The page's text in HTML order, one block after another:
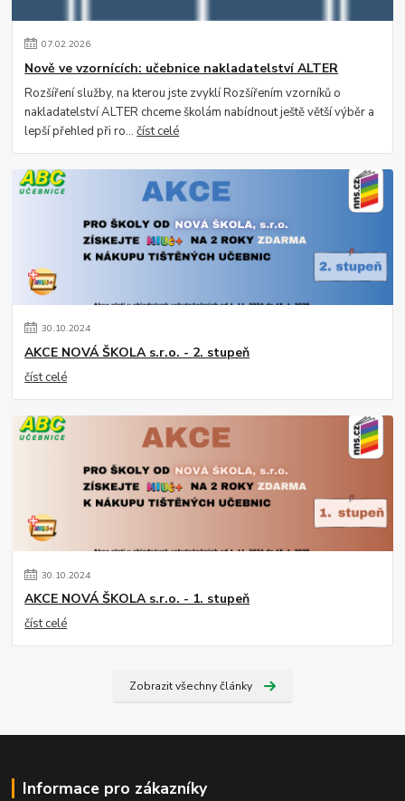
07.02.2026
Nově ve vzornících: učebnice nakladatelství ALTER
Rozšíření služby, na kterou jste zvyklí Rozšířením vzorníků o
nakladatelství ALTER chceme školám nabídnout ještě větší výběr a
lepší přehled při ro...číst celé
30.10.2024
AKCE NOVÁ ŠKOLA s.r.o. - 2. stupeň
číst celé
30.10.2024
AKCE NOVÁ ŠKOLA s.r.o. - 1. stupeň
číst celé
Zobrazit všechny články
Informace pro zákazníky